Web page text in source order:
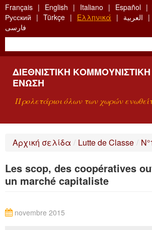
Skip
to
main
content
Français English Italiano Español
Русский
Türkçe Ελληνικά العربية
فارسی
ΔΙΕΘΝΙΣΤΙΚΉ ΚΟΜΜΟΥΝΙΣΤΙΚΉ
ΈΝΩΣΗ
Προλετάριοι όλων των χωρών
ΑΝΑΖΉΤΗΣΗ
Αρχική σελίδα / Lutte de Classe /
Les scop, des coopératives
un marché capitaliste
novembre 2015